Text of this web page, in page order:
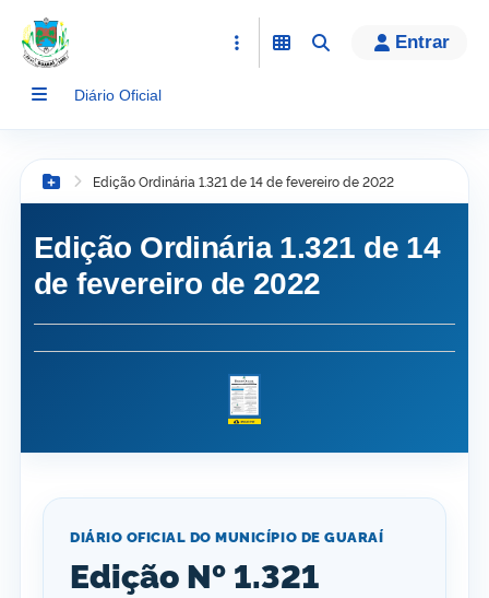
conteúdo
Entrar
Diário Oficial
Botão Menu
Edição Ordinária 1.321 de 14 de fevereiro de 2022
Edição Ordinária 1.321 de 14
de fevereiro de 2022
DIÁRIO OFICIAL DO MUNICÍPIO DE GUARAÍ
Edição Nº 1.321